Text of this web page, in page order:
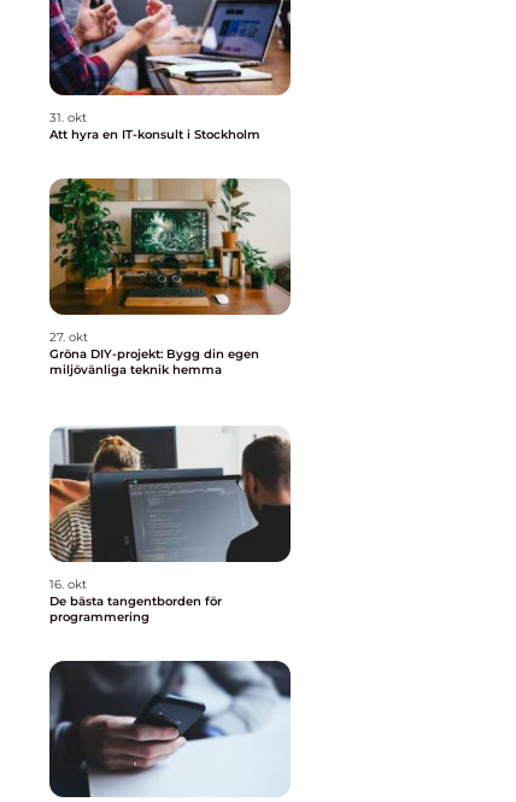
31. okt
Att hyra en IT-konsult i Stockholm
27. okt
Gröna DIY-projekt: Bygg din egen
miljövänliga teknik hemma
16. okt
De bästa tangentborden för
programmering